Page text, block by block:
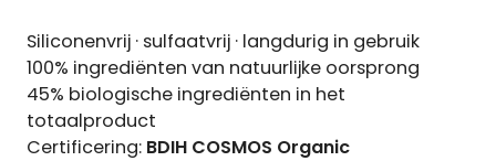
Siliconenvrij · sulfaatvrij · langdurig in gebruik
100% ingrediënten van natuurlijke oorsprong
45% biologische ingrediënten in het
totaalproduct
Certificering: BDIH COSMOS Organic